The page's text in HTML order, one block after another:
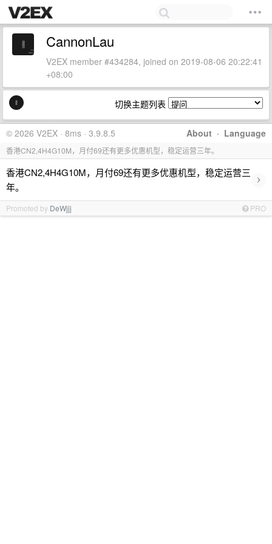
CannonLau
V2EX member #434284, joined on 2019-08-06 20:22:41
+08:00
切换主题列表
About · Language
© 2026 V2EX · 8ms · 3.9.8.5
香港CN2,4H4G10M，月付69还有更多优惠机型，稳定运营三年。
香港CN2,4H4G10M，月付69还有更多优惠机型，稳定运营三
年。
›
Promoted by DeWjjj PRO